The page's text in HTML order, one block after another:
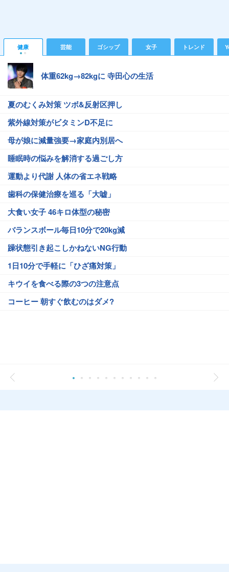
健康 芸能 ゴシップ 女子 トレンド
体重62kg→82kgに 寺田心の生活
夏のむくみ対策 ツボ&反射区押し
紫外線対策がビタミンD不足に
母が娘に減量強要→家庭内別居へ
睡眠時の悩みを解消する過ごし方
運動より代謝 人体の省エネ戦略
歯科の保健治療を巡る「大嘘」
大食い女子 46キロ体型の秘密
バランスボール毎日10分で20kg減
躁状態引き起こしかねないNG行動
1日10分で手軽に「ひざ痛対策」
キウイを食べる際の3つの注意点
コーヒー 朝すぐ飲むのはダメ?